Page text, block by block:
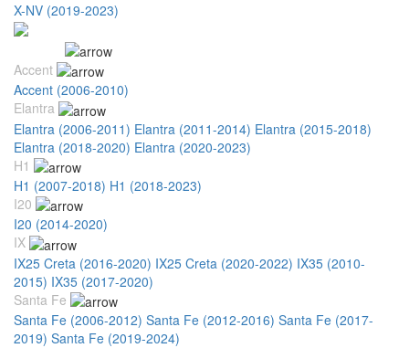
X-NV (2019-2023)
Accent
Accent (2006-2010)
Elantra
Elantra (2006-2011) Elantra (2011-2014) Elantra (2015-2018)
Elantra (2018-2020) Elantra (2020-2023)
H1
H1 (2007-2018) H1 (2018-2023)
I20
I20 (2014-2020)
IX
IX25 Creta (2016-2020) IX25 Creta (2020-2022) IX35 (2010-
2015) IX35 (2017-2020)
Santa Fe
Santa Fe (2006-2012) Santa Fe (2012-2016) Santa Fe (2017-
2019) Santa Fe (2019-2024)